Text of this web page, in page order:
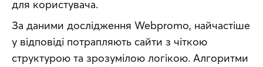
для користувача.
За даними дослідження Webpromo, найчастіше
у відповіді потрапляють сайти з чіткою
структурою та зрозумілою логікою. Алгоритми